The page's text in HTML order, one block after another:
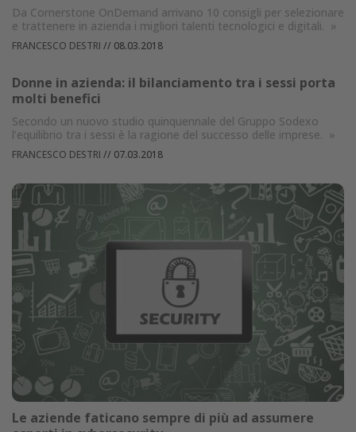
Da Cornerstone OnDemand arrivano 10 consigli per selezionare
e trattenere in azienda i migliori talenti tecnologici e digitali. »
FRANCESCO DESTRI // 08.03.2018
Donne in azienda: il bilanciamento tra i sessi porta
molti benefici
Secondo un nuovo studio quinquennale del Gruppo Sodexo
l’equilibrio tra i sessi è la ragione del successo delle imprese. »
FRANCESCO DESTRI // 07.03.2018
Le aziende faticano sempre di più ad assumere